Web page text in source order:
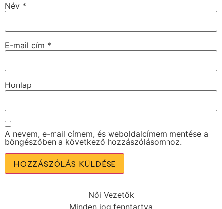
Név *
E-mail cím *
Honlap
A nevem, e-mail címem, és weboldalcímem mentése a
böngészőben a következő hozzászólásomhoz.
Női Vezetők
Minden jog fenntartva